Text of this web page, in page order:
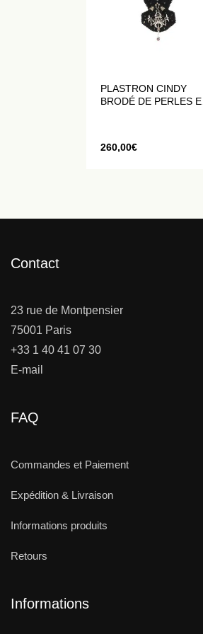
PLASTRON CINDY
BRODÉ DE PERLES ET
260,00€
Contact
23 rue de Montpensier
75001 Paris
+33 1 40 41 07 30
E-mail
FAQ
Commandes et Paiement
Expédition & Livraison
Informations produits
Retours
Informations